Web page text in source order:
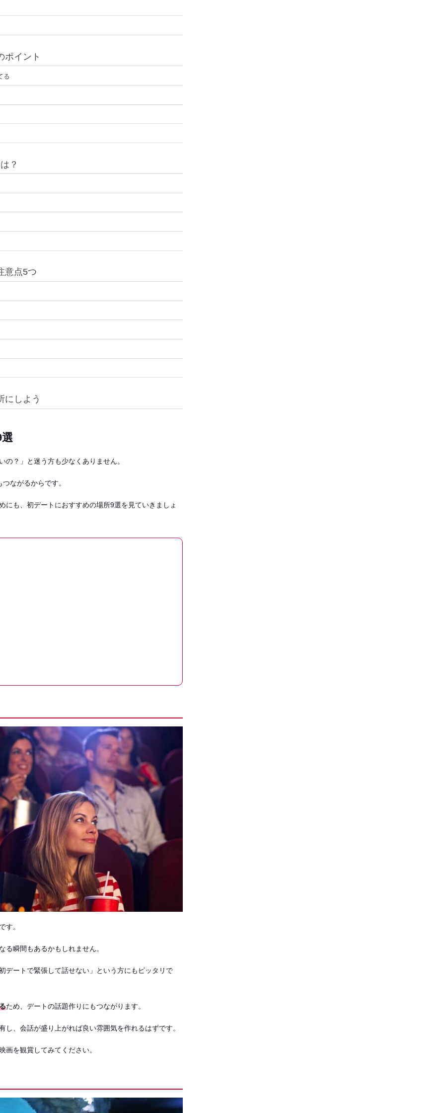
ポイント
る
？
意点5つ
にしよう
？」と迷う方も少なくありません。
ながるからです。
にも、初デートにおすすめの場所9選を見ていきましょ
す。
る瞬間もあるかもしれません。
デートで緊張して話せない」という方にもピッタリで
ため、デートの話題作りにもつながります。
、会話が盛り上がれば良い雰囲気を作れるはずです。
画を観賞してみてください。